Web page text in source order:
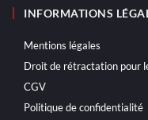
INFORMATIONS
Mentions légales
Droit de rétractation pour
CGV
Politique de confidentialité